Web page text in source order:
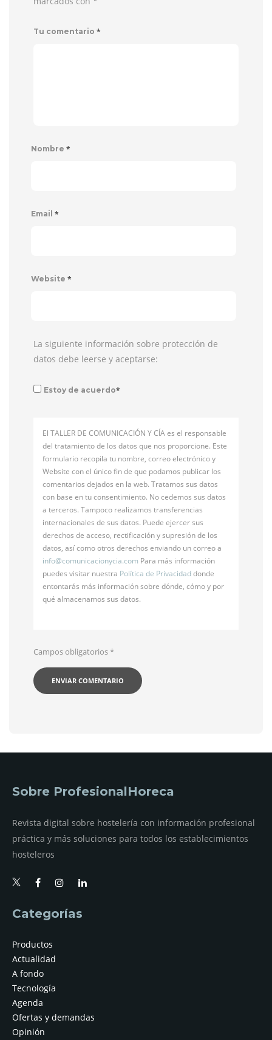
Tu comentario *
Nombre *
Email *
Website *
La siguiente información sobre protección de
datos debe leerse y aceptarse:
Estoy de acuerdo*
El TALLER DE COMUNICACIÓN Y CÍA es el responsable
del tratamiento de los datos que nos proporcione. Este
formulario recopila tu nombre, correo electrónico y
Website con el único fin de que podamos publicar los
comentarios dejados en la web. Tratamos sus datos
con base en tu consentimiento. No cedemos sus datos
a terceros. Tampoco realizamos transferencias
internacionales de sus datos. Puede ejercer sus
derechos de acceso, rectificación y supresión de los
datos, así como otros derechos enviando un correo a
info@comunicacionycia.com Para más información
puedes visitar nuestra Política de Privacidaddonde
entontarás más información sobre dónde, cómo y por
qué almacenamos sus datos.
Campos obligatorios*
Sobre ProfesionalHoreca
Revista digital sobre hostelería con información profesional
práctica y más soluciones para todos los establecimientos
hosteleros
Categorías
Productos
Actualidad
A fondo
Tecnología
Agenda
Ofertas y demandas
Opinión